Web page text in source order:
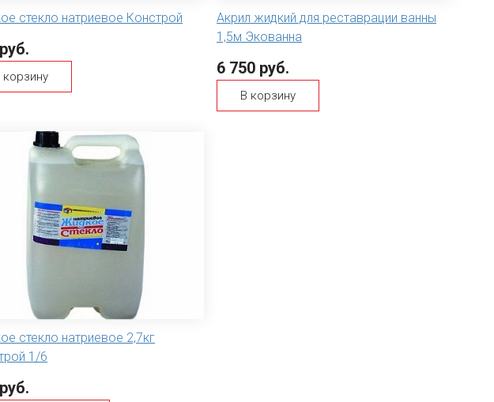
стекло натриевое Констрой
корзину
Акрил жидкий для реставрации ванны
1,5м Экованна
6 750 руб.
В корзину
стекло натриевое 2,7кг
1/6